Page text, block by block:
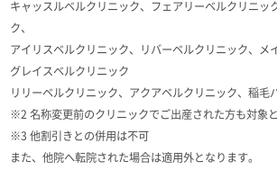
キャッスルベルクリニック、フェアリーベルクリニッ
ク、
アイリスベルクリニック、リバーベルクリニック、メ
グレイスベルクリニック
リリーベルクリニック、アクアベルクリニック、稲毛
※2 名称変更前のクリニックでご出産された方も対象と
※3 他割引きとの併用は不可
また、他院へ転院された場合は適用外となります。